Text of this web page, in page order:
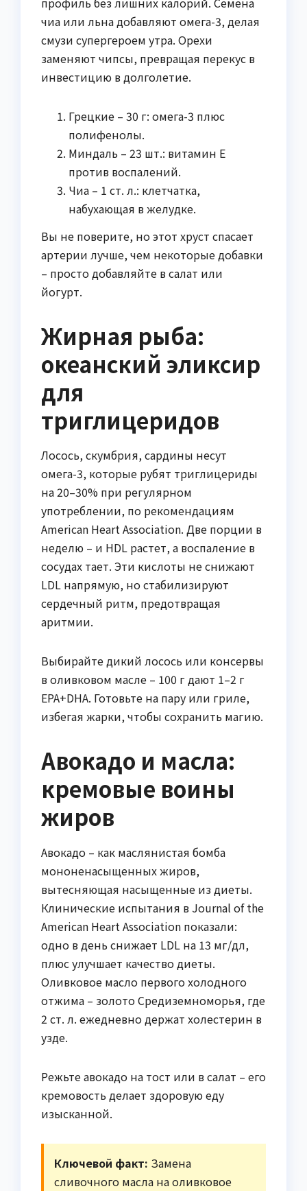
чиа или льна добавляют омега-3, делая
смузи супергероем утра. Орехи
заменяют чипсы, превращая перекус в
инвестицию в долголетие.
Грецкие – 30 г: омега-3 плюс
полифенолы.
Миндаль – 23 шт.: витамин E
против воспалений.
Чиа – 1 ст. л.: клетчатка,
набухающая в желудке.
Вы не поверите, но этот хруст спасает
артерии лучше, чем некоторые добавки
– просто добавляйте в салат или
йогурт.
Жирная рыба:
океанский эликсир
для
триглицеридов
Лосось, скумбрия, сардины несут
омега-3, которые рубят триглицериды
на 20–30% при регулярном
употреблении, по рекомендациям
American Heart Association. Две порции в
неделю – и HDL растет, а воспаление в
сосудах тает. Эти кислоты не снижают
LDL напрямую, но стабилизируют
сердечный ритм, предотвращая
аритмии.
Выбирайте дикий лосось или консервы
в оливковом масле – 100 г дают 1–2 г
EPA+DHA. Готовьте на пару или гриле,
избегая жарки, чтобы сохранить магию.
Авокадо и масла:
кремовые воины
жиров
Авокадо – как маслянистая бомба
мононенасыщенных жиров,
вытесняющая насыщенные из диеты.
Клинические испытания в Journal of the
American Heart Association показали:
одно в день снижает LDL на 13 мг/дл,
плюс улучшает качество диеты.
Оливковое масло первого холодного
отжима – золото Средиземноморья, где
2 ст. л. ежедневно держат холестерин в
узде.
Режьте авокадо на тост или в салат – его
кремовость делает здоровую еду
изысканной.
Ключевой факт: Замена
сливочного масла на оливковое